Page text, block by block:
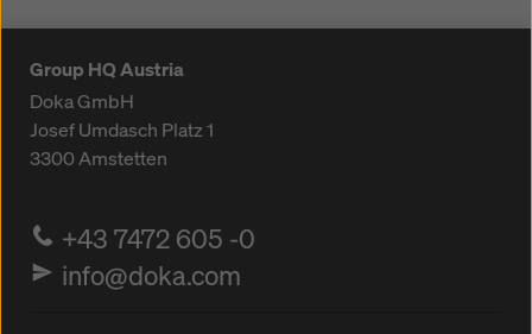
Group HQ Austria
Doka GmbH
Josef Umdasch Platz 1
3300Amstetten
+43 7472 605 -0
info@doka.com